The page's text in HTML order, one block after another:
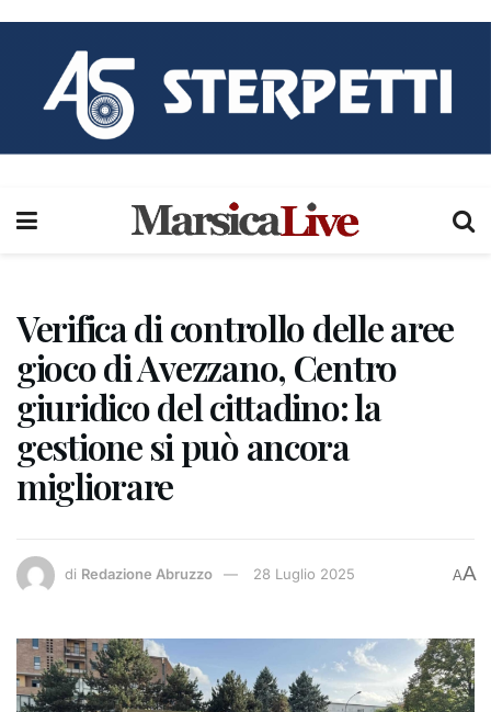
Verifica di controllo delle aree
gioco di Avezzano, Centro
giuridico del cittadino: la
gestione si può ancora
migliorare
di Redazione Abruzzo 28 Luglio 2025 AA